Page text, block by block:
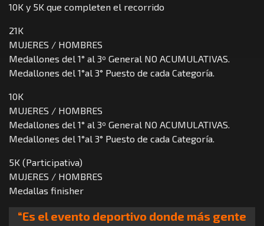
10K y 5K que completen el recorrido
21K
MUJERES / HOMBRES
Medallones del 1° al 3º General NO ACUMULATIVAS.
Medallones del 1°al 3° Puesto de cada Categoría.
10K
MUJERES / HOMBRES
Medallones del 1° al 3º General NO ACUMULATIVAS.
Medallones del 1°al 3° Puesto de cada Categoría.
5K (Participativa)
MUJERES / HOMBRES
Medallas finisher
“Es el evento deportivo donde más gente